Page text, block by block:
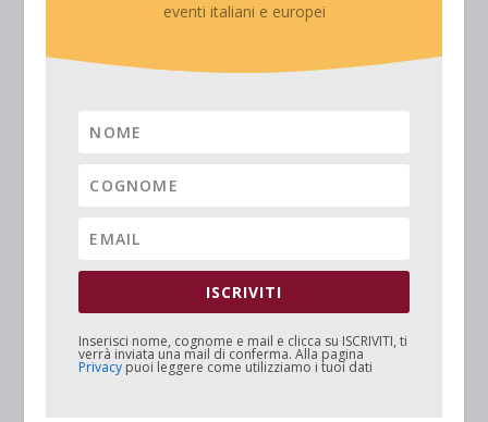
eventi italiani e europei
ISCRIVITI
Inserisci nome, cognome e mail e clicca su ISCRIVITI, ti
verrà inviata una mail di conferma. Alla pagina
Privacy puoi leggere come utilizziamo i tuoi dati